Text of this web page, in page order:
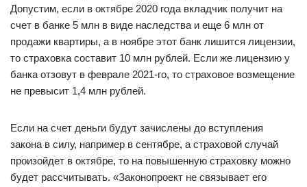
Допустим, если в октябре 2020 года вкладчик получит на
счет в банке 5 млн в виде наследства и еще 6 млн от
продажи квартиры, а в ноябре этот банк лишится лицензии,
то страховка составит 10 млн рублей. Если же лицензию у
банка отзовут в феврале 2021-го, то страховое возмещение
не превысит 1,4 млн рублей.
Если на счет деньги будут зачислены до вступления
закона в силу, например в сентябре, а страховой случай
произойдет в октябре, то на повышенную страховку можно
будет рассчитывать. «Законопроект не связывает его